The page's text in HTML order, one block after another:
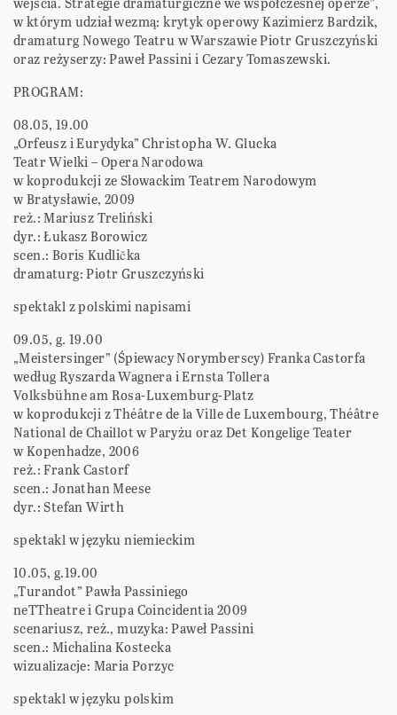
w którym udział wezmą: krytyk operowy Kazimierz Bardzik,
dramaturg Nowego Teatru w Warszawie Piotr Gruszczyński
oraz reżyserzy: Paweł Passini i Cezary Tomaszewski.
PROGRAM:
08.05, 19.00
„Orfeusz i Eurydyka” Christopha W. Glucka
Teatr Wielki – Opera Narodowa
w koprodukcji ze Słowackim Teatrem Narodowym
w Bratysławie, 2009
reż.: Mariusz Treliński
dyr.: Łukasz Borowicz
scen.: Boris Kudlička
dramaturg: Piotr Gruszczyński
spektakl z polskimi napisami
09.05, g. 19.00
„Meistersinger” (Śpiewacy Norymberscy) Franka Castorfa
według Ryszarda Wagnera i Ernsta Tollera
Volksbühne am Rosa-Luxemburg-Platz
w koprodukcji z Théâtre de la Ville de Luxembourg, Théâtre
National de Chaillot w Paryżu oraz Det Kongelige Teater
w Kopenhadze, 2006
reż.: Frank Castorf
scen.: Jonathan Meese
dyr.: Stefan Wirth
spektakl w języku niemieckim
10.05, g.19.00
„Turandot” Pawła Passiniego
neTTheatre i Grupa Coincidentia 2009
scenariusz, reż., muzyka: Paweł Passini
scen.: Michalina Kostecka
wizualizacje: Maria Porzyc
spektakl w języku polskim